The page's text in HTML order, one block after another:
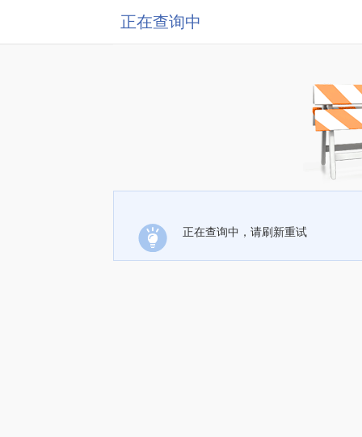
正在查询中
正在查询中，请刷新重试